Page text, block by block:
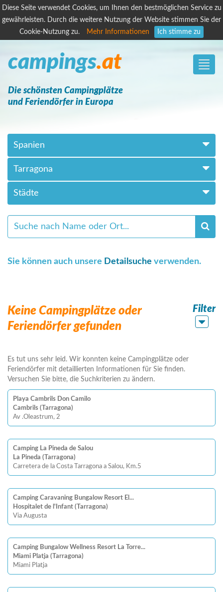
Diese Seite verwendet Cookies, um Ihnen den bestmöglichen Service zu
gewährleisten. Durch die weitere Nutzung der Website stimmen Sie der
Cookie-Nutzung zu.
Mehr Informationen Ich stimme zu
Toggle
campings.at
Die schönsten Campingplätze
und Feriendörfer in Europa
Spanien
Tarragona
Städte
Sie können auch unsere Detailsuche verwenden.
Keine Campingplätze oder
Feriendörfer gefunden
Filter
Es tut uns sehr leid. Wir konnten keine Campingplätze oder
Feriendörfer mit detaillierten Informationen für Sie finden.
Versuchen Sie bitte, die Suchkriterien zu ändern.
Playa Cambrils Don Camilo
Cambrils (Tarragona)
Av .Oleastrum, 2
Camping La Pineda de Salou
La Pineda (Tarragona)
Carretera de la Costa Tarragona a Salou, Km.5
Camping Caravaning Bungalow Resort El...
Hospitalet de l'Infant (Tarragona)
Via Augusta
Camping Bungalow Wellness Resort La Torre...
Miami Platja (Tarragona)
Miami Platja